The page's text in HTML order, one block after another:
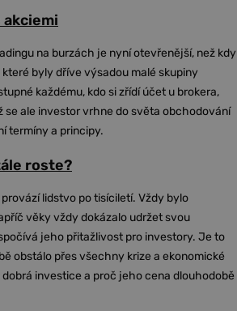
na burzách je nyní otevřenější, než kdy
byly dříve výsadou malé skupiny
každému, kdo si zřídí účet u brokera,
se ale investor vrhne do světa obchodování
termíny a principy.
roste?
lidstvo po tisíciletí. Vždy bylo
věky vždy dokázalo udržet svou
jeho přitažlivost pro investory. Je to
obstálo přes všechny krize a ekonomické
investice a proč jeho cena dlouhodobě